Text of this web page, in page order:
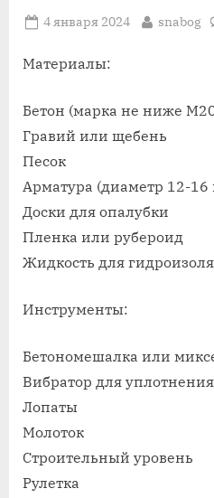
Posted
4 января 2024 By
snabog
Материалы:
Бетон (марка не ниже
Гравий или щебень
Песок
Арматура (диаметр 12-
Доски для опалубки
Пленка или рубероид
Жидкость для
Инструменты:
Бетономешалка или
Вибратор для
Лопаты
Молоток
Строительный уровень
Рулетка